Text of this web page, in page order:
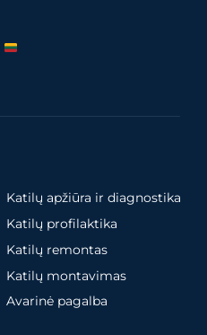
Katilų apžiūra ir diagnostika
Katilų profilaktika
Katilų remontas
Katilų montavimas
Avarinė pagalba